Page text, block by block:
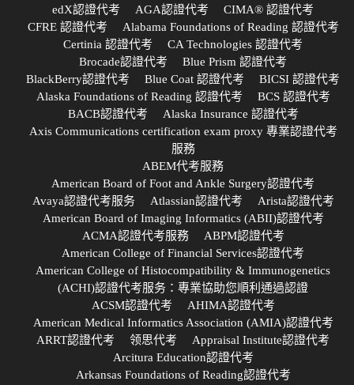
edX認證代考
AGA認證代考
CIMA® 認證代考
CFRE 認證代考
Alabama Foundations of Reading 認證代考
Certinia 認證代考
CA Technologies 認證代考
Brocade認證代考
Blue Prism 認證代考
BlackBerry認證代考
Blue Coat 認證代考
BICSI 認證代考
Alaska Foundations of Reading 認證代考
BCS 認證代考
BACB認證代考
Alaska Insurance 認證代考
Axis Communications certification exam proxy 專業認證代考
服務
ABEM代考服務
American Board of Foot and Ankle Surgery認證代考
Avaya認證代考服务
Atlassian認證代考
Arista認證代考
American Board of Imaging Informatics (ABII)認證代考
ACMA認證代考服務
ABPM認證代考
American College of Financial Services認證代考
American College of Histocompatibility & Immunogenetics
(ACHI)認證代考服务：專業協助您順利通過認證
ACSM認證代考
AHIMA認證代考
American Medical Informatics Association (AMIA)認證代考
ARRT認證代考
领思代考
Appraisal Institute認證代考
Arcitura Education認證代考
Arkansas Foundations of Reading認證代考